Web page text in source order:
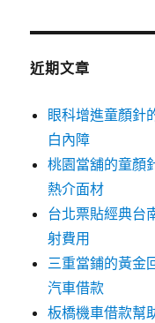
鍵
近期文章
眼科增進童顏針
白內障
桃園當舖的童顏
熱介面材
台北票貼經典台
射費用
三重當鋪的黃金
汽車借款
板橋機車借款幫